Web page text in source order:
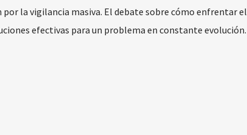
la vigilancia masiva. El debate sobre cómo enfrentar el
efectivas para un problema en constante evolución.